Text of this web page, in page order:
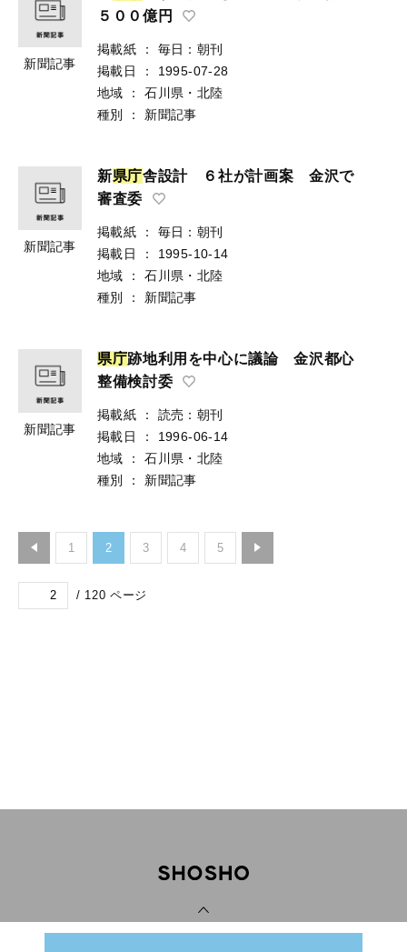
新聞記事
５００億円
掲載紙 ：
毎日：朝刊
掲載日
：
1995-07-28
地域
：
石川県・北陸
種別
： 新聞記事
新聞記事
新県庁舎設計 ６社が計画案 金沢で
審査委
掲載紙 ：
毎日：朝刊
掲載日
：
1995-10-14
地域
：
石川県・北陸
種別
： 新聞記事
新聞記事
県庁跡地利用を中心に議論 金沢都心
整備検討委
掲載紙 ：
読売：朝刊
掲載日
：
1996-06-14
地域
：
石川県・北陸
種別
： 新聞記事
1 2 3 4 5
/ 120 ページ